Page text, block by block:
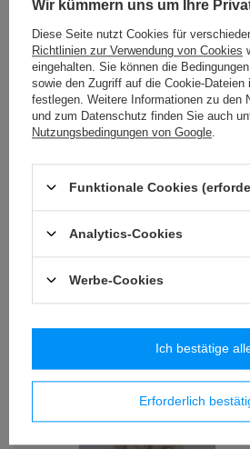
PA - 40 (10 m) Band mit Pompons
8,84 € / Packung
METALIC - 70 (10 m) metallisierte
32,67 € / Packung
BPK - 019 (10 m) Band mit Troddeln
Ähnliche Produkte
Wir kümmern uns um Ihre
Diese Seite nutzt Cookies für
Richtlinien zur Verwendung von Cookies
eingehalten. Sie können die
sowie den Zugriff auf die Cookie-Dateien
festlegen. Weitere Informationen zu den
und zum Datenschutz finden Sie auch
Nutzungsbedingungen von Google
Funktionale Cookies
Analytics-Cookies
Werbe-Cookies
Erforderlich
Ich bestätige